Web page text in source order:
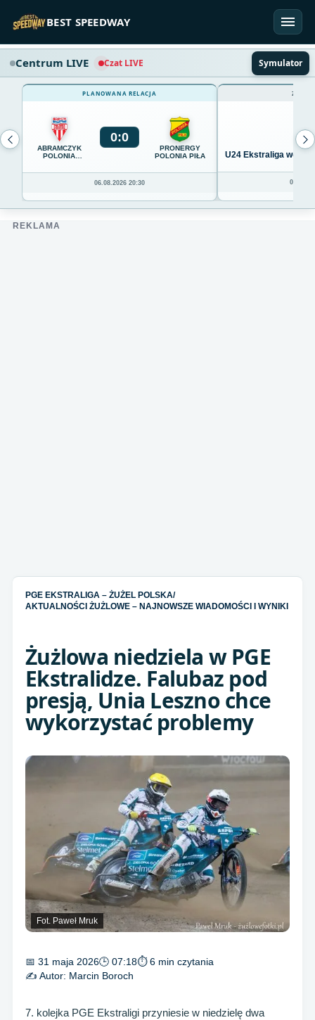
BEST SPEEDWAY
Centrum LIVE Czat LIVE Symulator
PLANOWANA RELACJA
ABRAMCZYK
POLONIA
0:0
PRONERGY
POLONIA PIŁA
06.08.2026 20:30
U24 Ekstraliga we
REKLAMA
PGE EKSTRALIGA – ŻUŻEL POLSKA/
AKTUALNOŚCI ŻUŻLOWE – NAJNOWSZE WIADOMOŚCI I WYNIKI
Żużlowa niedziela w PGE
Ekstralidze. Falubaz pod
presją, Unia Leszno chce
wykorzystać problemy
Fot. Paweł Mruk
📅 31 maja 2026🕒 07:18⏱ 6 min czytania
✍️ Autor: Marcin Boroch
7. kolejka PGE Ekstraligi przyniesie w niedzielę dwa